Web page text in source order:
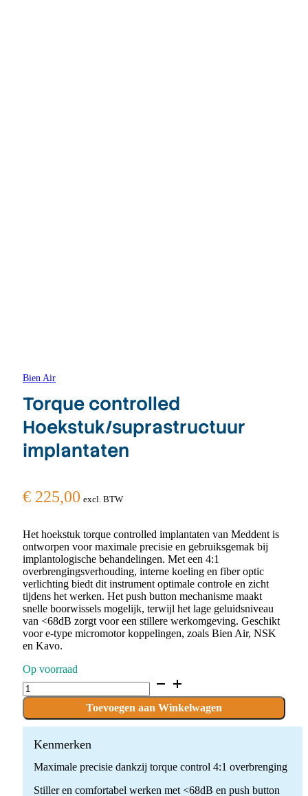
Bien Air
Torque controlled
Hoekstuk/suprastructuur
implantaten
€ 225,00 excl. BTW
Het hoekstuk torque controlled implantaten van Meddent is
ontworpen voor maximale precisie en gebruiksgemak bij
implantologische behandelingen. Met een 4:1
overbrengingsverhouding, interne koeling en fiber optic
verlichting biedt dit instrument optimale controle en zicht
tijdens het werken. Het push button mechanisme maakt
snelle boorwissels mogelijk, terwijl het lage geluidsniveau
van <68dB zorgt voor een stillere werkomgeving. Geschikt
voor e-type micromotor koppelingen, zoals Bien Air, NSK
en Kavo.
Op voorraad
Torque
controlled
Hoekstuk/suprastructuur
implantaten
quantity
Toevoegen aan Winkelwagen
Kenmerken
Maximale precisie dankzij torque control 4:1 overbrenging
Stiller en comfortabel werken met <68dB en push button